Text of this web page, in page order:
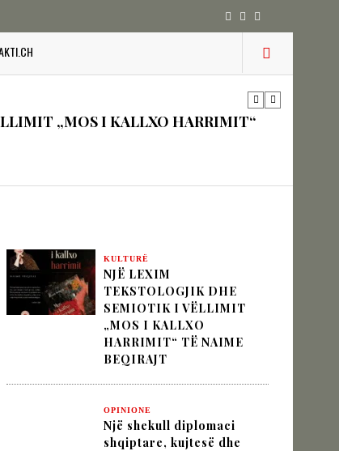
INXHINIERISË SË
„MOS I KALLXO HARRIMIT“
DHE STABILITETIN E BALLKANIT
INXHINIERISË SË
KULTURË
NJË LEXIM
TEKSTOLOGJIK DHE
SEMIOTIK I VËLLIMIT
„MOS I KALLXO
HARRIMIT“ TË NAIME
BEQIRAJT
OPINIONE
Një shekull diplomaci
shqiptare, kujtesë dhe